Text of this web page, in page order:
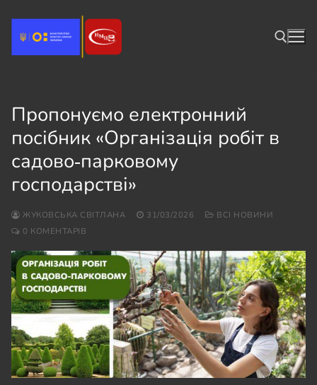
вмісту
Пропонуємо електронний
посібник «Організація робіт в
садово‑парковому
господарстві»
ЖУКОВСЬКА СВІТЛАНА 31/03/2026
ВСІ НОВИНИ
0 КОМЕНТАРІВ